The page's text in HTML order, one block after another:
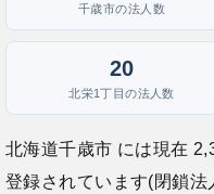
千歳市の法人数
20
北栄1丁目の法人数
北海道千歳市 には現在
登録されています(閉鎖